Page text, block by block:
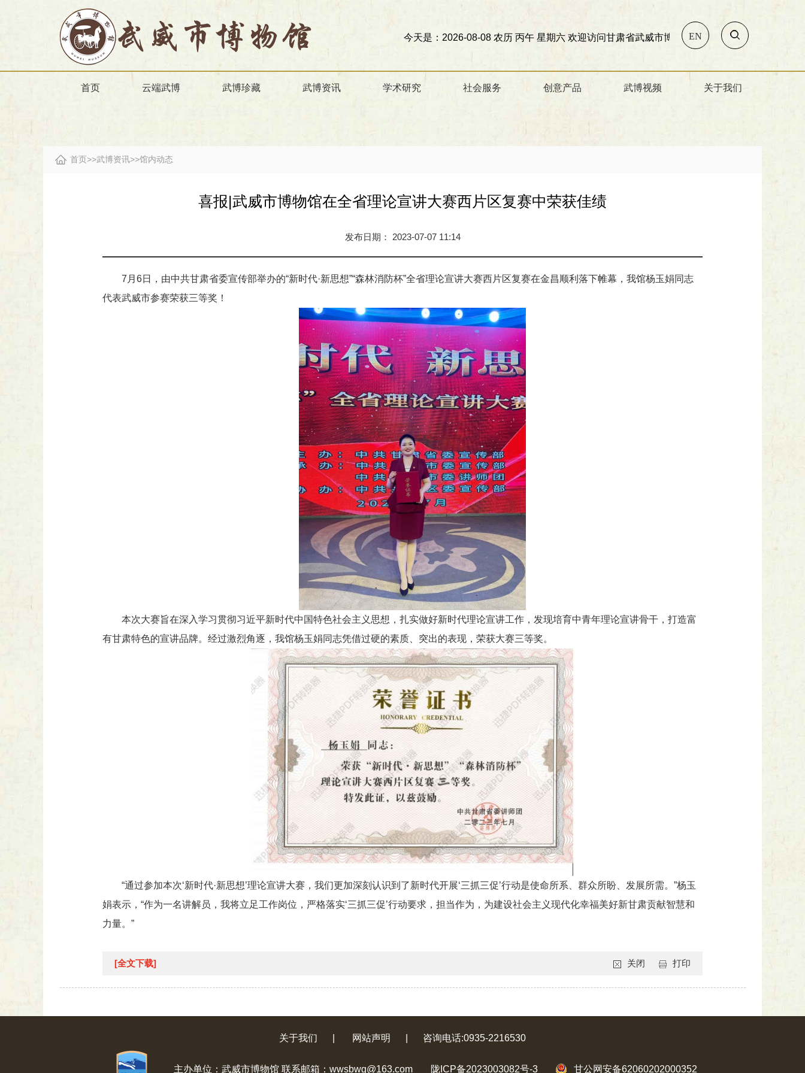
今天是：2026-08-08 农历 丙午 星期六欢迎访问甘肃省武威市博物馆! EN
首页 云端武博 武博珍藏 武博资讯 学术研究 社会服务 创意产品 武博视频 关于我们
首页>>武博资讯>>馆内动态
喜报|武威市博物馆在全省理论宣讲大赛西片区复赛中荣获佳绩
发布日期： 2023-07-07 11:14
7月6日，由中共甘肃省委宣传部举办的“新时代·新思想”“森林消防杯”全省理论宣讲大赛西片区复赛在金昌顺利落下帷幕，我馆杨玉娟同志
代表武威市参赛荣获三等奖！
本次大赛旨在深入学习贯彻习近平新时代中国特色社会主义思想，扎实做好新时代理论宣讲工作，发现培育中青年理论宣讲骨干，打造富
有甘肃特色的宣讲品牌。经过激烈角逐，我馆杨玉娟同志凭借过硬的素质、突出的表现，荣获大赛三等奖。
“通过参加本次‘新时代·新思想’理论宣讲大赛，我们更加深刻认识到了新时代开展‘三抓三促’行动是使命所系、群众所盼、发展所需。”杨玉
娟表示，“作为一名讲解员，我将立足工作岗位，严格落实‘三抓三促’行动要求，担当作为，为建设社会主义现代化幸福美好新甘肃贡献智慧和
力量。”
[全文下载] 打印
关闭
关于我们 网站声明 咨询电话:0935-2216530
主办单位：武威市博物馆 联系邮箱：wwsbwg@163.com 陇ICP备2023003082号-3 甘公网安备62060202000352